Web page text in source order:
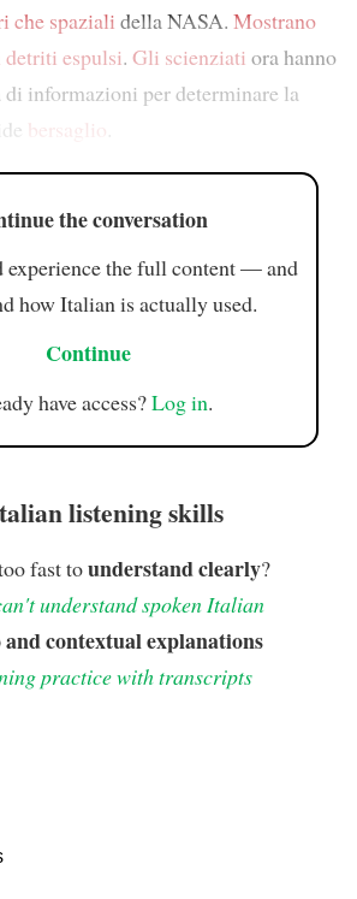
che spaziali della NASA. Mostrano
detriti espulsi. Gli scienziati ora hanno
di informazioni per determinare la
bersaglio
the conversation
experience the full content — and
how Italian is actually used.
Continue
have access?Log in.
listening skills
fast tounderstand clearly?
understand spoken Italian
contextual explanations
practice with transcripts